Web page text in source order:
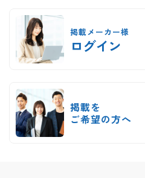
掲載メーカー様
ログイン
掲載を
ご希望の方へ